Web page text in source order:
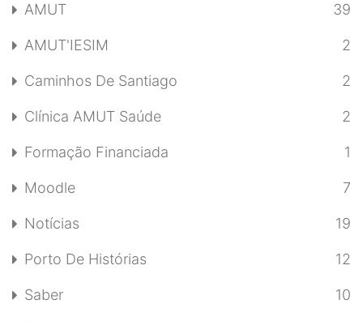
AMUT 39
AMUT'IESIM 2
Caminhos De Santiago 2
Clínica AMUT Saúde 2
Formação Financiada 1
Moodle 7
Notícias 19
Porto De Histórias 12
Saber 10